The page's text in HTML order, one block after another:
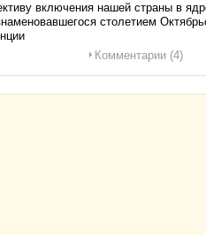
включения нашей страны в
столетием
Комментарии (4)